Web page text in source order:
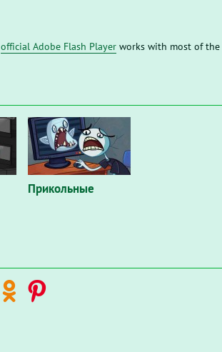
official Adobe Flash Player works with most of the
Прикольные